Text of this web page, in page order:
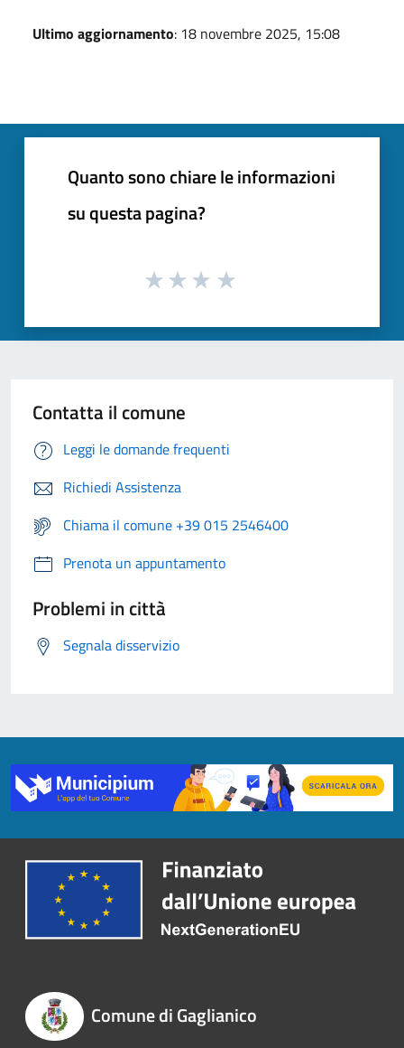
Ultimo aggiornamento: 18 novembre 2025, 15:08
Quanto sono chiare le informazioni
su questa pagina?
Contatta il comune
Leggi le domande frequenti
Richiedi Assistenza
Chiama il comune +39 015 2546400
Prenota un appuntamento
Problemi in città
Segnala disservizio
Comune di Gaglianico